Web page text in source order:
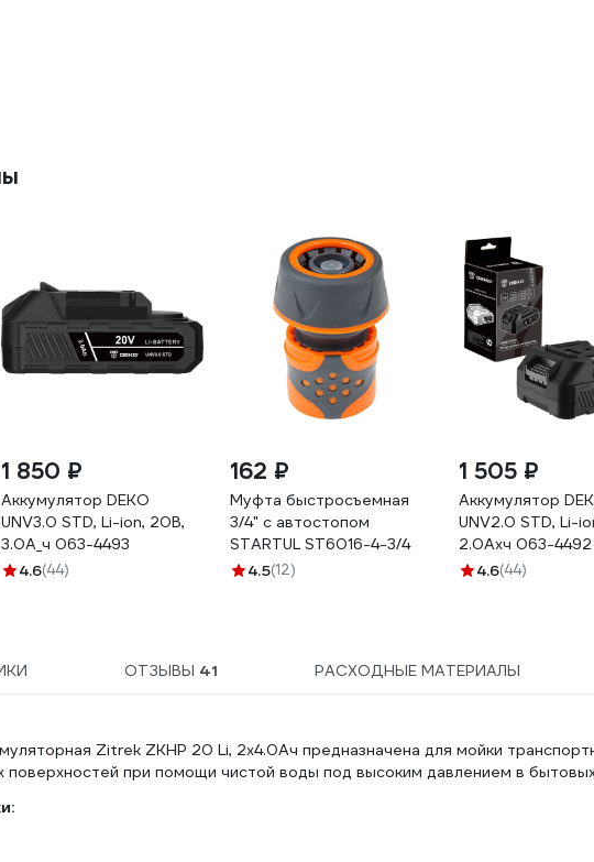
1 850 ₽
Аккумулятор DEKO
UNV3.0 STD, Li-ion, 20В,
3.0А_ч 063-4493
4.6(44)
162 ₽
Муфта быстросъемная
3/4" с автостопом
STARTUL ST6016-4-3/4
4.5(12)
1 505 ₽
Аккумулятор
UNV2.0 STD, Li-
2.0Аxч 063-4492
4.6(44)
ОТЗЫВЫ 41 РАСХОДНЫЕ МАТЕРИАЛЫ
Zitrek ZKHP 20 Li, 2x4.0Ач предназначена для мойки
поверхностей при помощи чистой воды под высоким давлением в